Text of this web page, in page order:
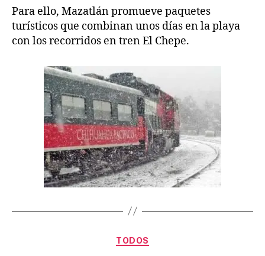
Para ello, Mazatlán promueve paquetes
turísticos que combinan unos días en la playa
con los recorridos en tren El Chepe.
TODOS